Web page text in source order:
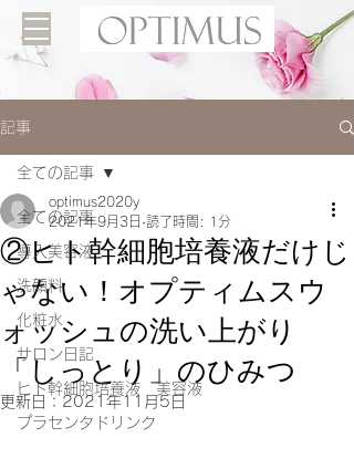
記事
全ての記事
導入美容液
洗顔料
化粧水
サロン日記
ヒト幹細胞培養液 美容液
プラセンタドリンク
全ての記事
②ヒト幹細胞培養液だけじ
ゃない！オプティムスウ
ォッシュの洗い上がり
「しっとり」のひみつ
optimus2020y
2021年9月3日 読了時間: 1分
更新日： 2021年11月5日